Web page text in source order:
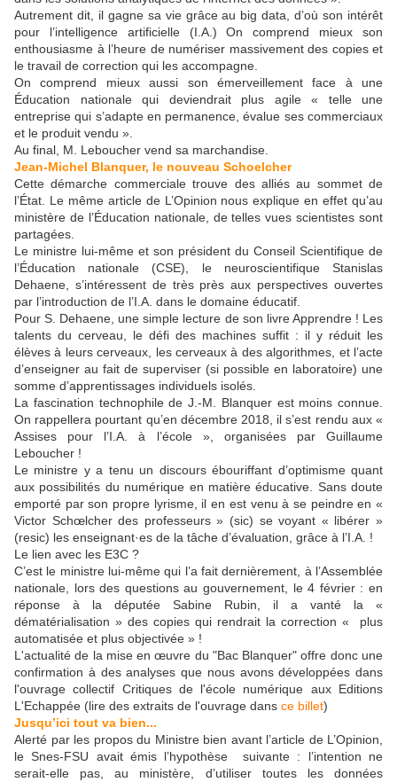
Autrement dit, il gagne sa vie grâce au big data, d’où son intérêt
pour l’intelligence artificielle (I.A.) On comprend mieux son
enthousiasme à l’heure de numériser massivement des copies et
le travail de correction qui les accompagne.
On comprend mieux aussi son émerveillement face à une
Éducation nationale qui deviendrait plus agile « telle une
entreprise qui s’adapte en permanence, évalue ses commerciaux
et le produit vendu ».
Au final, M. Leboucher vend sa marchandise.
Jean-Michel Blanquer, le nouveau Schoelcher
Cette démarche commerciale trouve des alliés au sommet de
l’État. Le même article de L’Opinion nous explique en effet qu’au
ministère de l’Éducation nationale, de telles vues scientistes sont
partagées.
Le ministre lui-même et son président du Conseil Scientifique de
l’Éducation nationale (CSE), le neuroscientifique Stanislas
Dehaene, s’intéressent de très près aux perspectives ouvertes
par l’introduction de l’I.A. dans le domaine éducatif.
Pour S. Dehaene, une simple lecture de son livre Apprendre ! Les
talents du cerveau, le défi des machines suffit : il y réduit les
élèves à leurs cerveaux, les cerveaux à des algorithmes, et l’acte
d’enseigner au fait de superviser (si possible en laboratoire) une
somme d’apprentissages individuels isolés.
La fascination technophile de J.-M. Blanquer est moins connue.
On rappellera pourtant qu’en décembre 2018, il s’est rendu aux «
Assises pour l’I.A. à l’école », organisées par Guillaume
Leboucher !
Le ministre y a tenu un discours ébouriffant d’optimisme quant
aux possibilités du numérique en matière éducative. Sans doute
emporté par son propre lyrisme, il en est venu à se peindre en «
Victor Schœlcher des professeurs » (sic) se voyant « libérer »
(resic) les enseignant·es de la tâche d’évaluation, grâce à l’I.A. !
Le lien avec les E3C ?
C’est le ministre lui-même qui l’a fait dernièrement, à l’Assemblée
nationale, lors des questions au gouvernement, le 4 février : en
réponse à la députée Sabine Rubin, il a vanté la «
dématérialisation » des copies qui rendrait la correction « plus
automatisée et plus objectivée » !
L'actualité de la mise en œuvre du "Bac Blanquer" offre donc une
confirmation à des analyses que nous avons développées dans
l'ouvrage collectif Critiques de l'école numérique aux Editions
L'Echappée (lire des extraits de l'ouvrage dans ce billet)
Jusqu’ici tout va bien...
Alerté par les propos du Ministre bien avant l’article de L’Opinion,
le Snes-FSU avait émis l’hypothèse suivante : l’intention ne
serait-elle pas, au ministère, d’utiliser toutes les données